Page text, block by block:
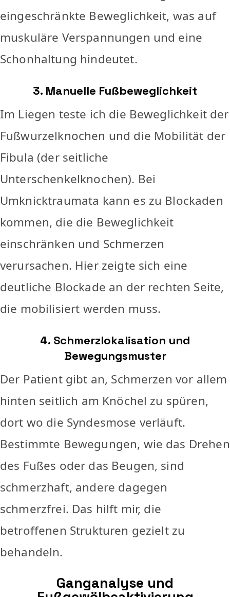
eingeschränkte Beweglichkeit, was auf
muskuläre Verspannungen und eine
Schonhaltung hindeutet.
3. Manuelle Fußbeweglichkeit
Im Liegen teste ich die Beweglichkeit der
Fußwurzelknochen und die Mobilität der
Fibula (der seitliche
Unterschenkelknochen). Bei
Umknicktraumata kann es zu Blockaden
kommen, die die Beweglichkeit
einschränken und Schmerzen
verursachen. Hier zeigte sich eine
deutliche Blockade an der rechten Seite,
die mobilisiert werden muss.
4. Schmerzlokalisation und
Bewegungsmuster
Der Patient gibt an, Schmerzen vor allem
hinten seitlich am Knöchel zu spüren,
dort wo die Syndesmose verläuft.
Bestimmte Bewegungen, wie das Drehen
des Fußes oder das Beugen, sind
schmerzhaft, andere dagegen
schmerzfrei. Das hilft mir, die
betroffenen Strukturen gezielt zu
behandeln.
Ganganalyse und